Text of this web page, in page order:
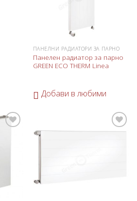
ПАНЕЛНИ РАДИАТОРИ ЗА ПАРНО
Панелен радиатор за парно
GREEN ECO THERM Linea
Добави в любими